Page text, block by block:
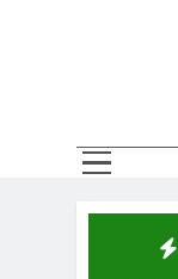
WIB di